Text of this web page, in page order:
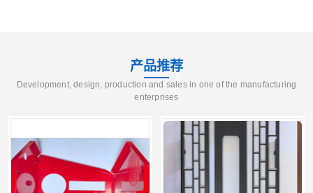
产品推荐
Development, design, production and sales in one of the manufacturing
enterprises